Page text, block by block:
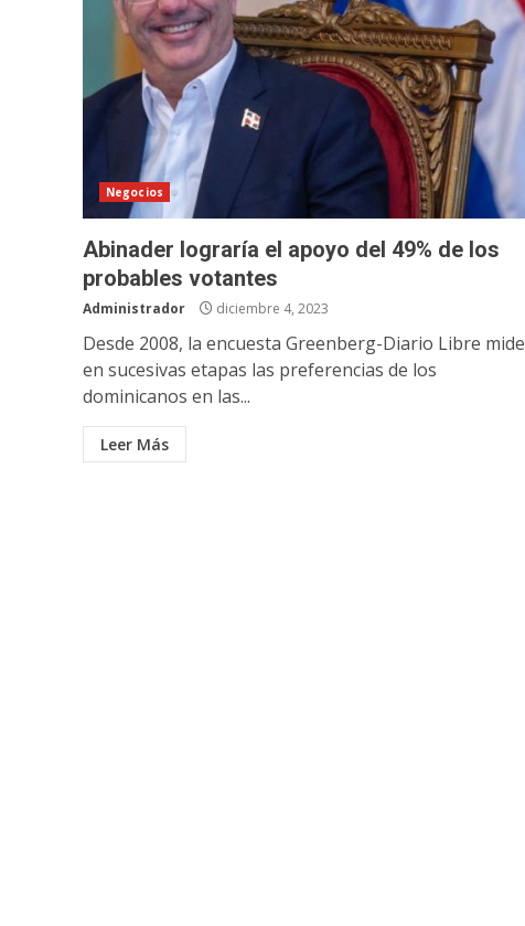
Negocios
Abinader lograría el apoyo del 49% de los
probables votantes
Administrador diciembre 4, 2023
Desde 2008, la encuesta Greenberg-Diario Libre mide
en sucesivas etapas las preferencias de los
dominicanos en las...
Leer Más